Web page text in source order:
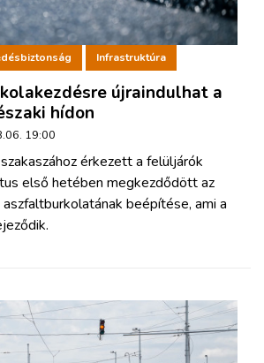
Infrastruktúra
újraindulhat a
hídon
19:00
érkezett a felüljárók
első hetében megkezdődött az
beépítése, ami a